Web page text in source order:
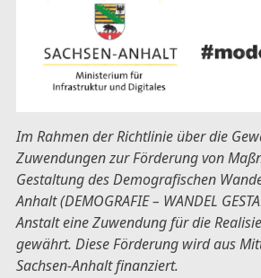
Im Rahmen der Richtlinie über die
Zuwendungen zur Förderung von
Gestaltung des Demografischen
Anhalt (DEMOGRAFIE – WANDEL
Anstalt eine Zuwendung für die
gewährt. Diese Förderung wird aus
Sachsen-Anhalt finanziert.